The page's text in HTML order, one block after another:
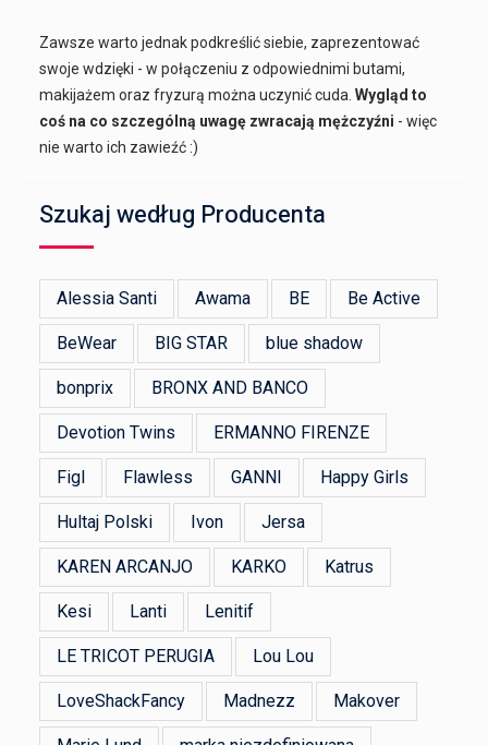
Zawsze warto jednak podkreślić siebie, zaprezentować
swoje wdzięki - w połączeniu z odpowiednimi butami,
makijażem oraz fryzurą można uczynić cuda.Wygląd to
coś na co szczególną uwagę zwracają mężczyźni - więc
nie warto ich zawieźć :)
Szukaj według Producenta
Alessia Santi Awama BE Be Active
BeWear BIG STAR blue shadow
bonprix BRONX AND BANCO
Devotion Twins ERMANNO FIRENZE
Figl Flawless GANNI Happy Girls
Hultaj Polski Ivon Jersa
KAREN ARCANJO KARKO Katrus
Kesi Lanti Lenitif
LE TRICOT PERUGIA Lou Lou
LoveShackFancy Madnezz Makover